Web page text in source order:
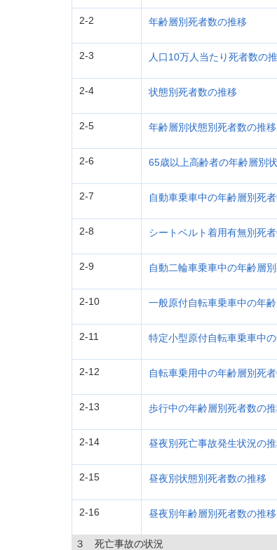
2-2 年齢層別死者数の推移
2-3 人口10万人当たり死者数の
2-4 状態別死者数の推移
2-5 年齢層別状態別死者数の推移
2-6 65歳以上高齢者の年齢層別
2-7 自動車乗車中の年齢層別死
2-8 シートベルト着用有無別死
2-9 自動二輪車乗車中の年齢層
2-10 一般原付自転車乗車中の年
2-11 特定小型原付自転車乗車中
2-12 自転車乗用中の年齢層別死
2-13 歩行中の年齢層別死者数の
2-14 昼夜別死亡事故発生状況の
2-15 昼夜別状態別死者数の推移
2-16 昼夜別年齢層別死者数の推移
３ 死亡事故の状況